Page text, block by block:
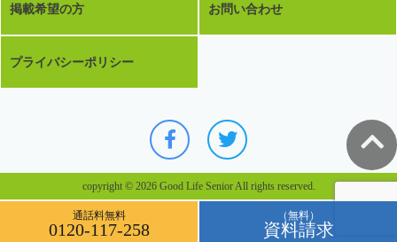
掲載希望の方 お問い合わせ
プライバシーポリシー
copyright © 2026 Good Life Senior All rights reserved.
通話料無料
0120-117-258
（無料）
資料請求